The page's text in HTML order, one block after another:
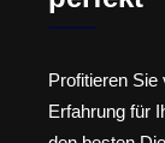
Profitieren
Erfahrung für